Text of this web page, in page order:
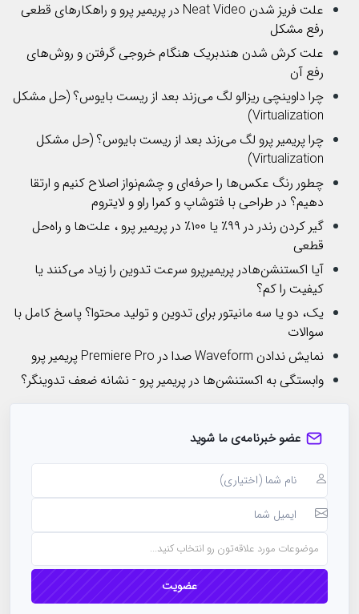
علت فریز شدن Neat Video در پریمیر پرو و راهکارهای قطعی
رفع مشکل
علت کرش شدن هندبریک هنگام خروجی گرفتن و روش‌های
رفع آن
چرا داوینچی ریزالو لگ می‌زند بعد از ریست بایوس؟ (حل مشکل
Virtualization)
چرا پریمیر پرو لگ می‌زند بعد از ریست بایوس؟ (حل مشکل
Virtualization)
چطور رنگ عکس‌ها را حرفه‌ای و چشم‌نواز اصلاح کنیم و ارتقا
دهیم؟ در طراحی با فتوشاپ و کمرا راو و لایتروم
گیر کردن رندر در ۹۹٪ یا ۱۰۰٪ در پریمیر پرو ، علت‌ها و راه‌حل
قطعی
آیا اکستنشن‌هادر پریمیرپرو سرعت تدوین را زیاد می‌کنند یا
کیفیت را کم؟
یک، دو یا سه مانیتور برای تدوین و تولید محتوا؟ پاسخ کامل با
سوالات
نمایش ندادن Waveform صدا در Premiere Pro پریمیر پرو
وابستگی به اکستنشن‌ها در پریمیر پرو - نشانه ضعف تدوینگر؟
عضو خبرنامه‌ی ما شوید
موضوعات مورد علاقه‌تون رو انتخاب کنید...
عضویت